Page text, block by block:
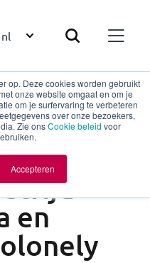
op. Deze cookies worden gebruikt
onze website omgaat en om je
om je surfervaring te verbeteren
over onze bezoekers,
Zie onsCookie beleid voor
Accepteren
nl
in de
strijd
en